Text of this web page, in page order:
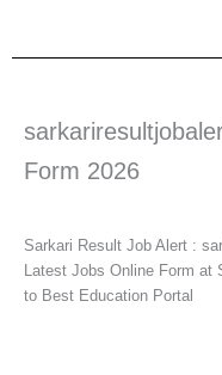
Form 2026
Sarkari Result Job Alert :
Latest Jobs Online Form at
to Best Education Portal